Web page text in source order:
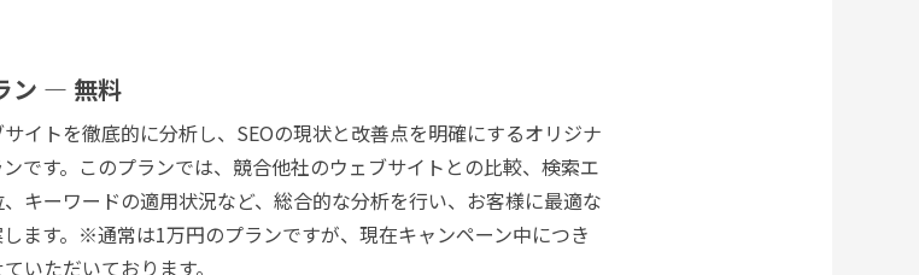
ン — 無料
イトを徹底的に分析し、SEOの現状と改善点を明確にするオリジナ
です。このプランでは、競合他社のウェブサイトとの比較、検索エ
キーワードの適用状況など、総合的な分析を行い、お客様に最適な
ます。※通常は1万円のプランですが、現在キャンペーン中につき
いただいております。